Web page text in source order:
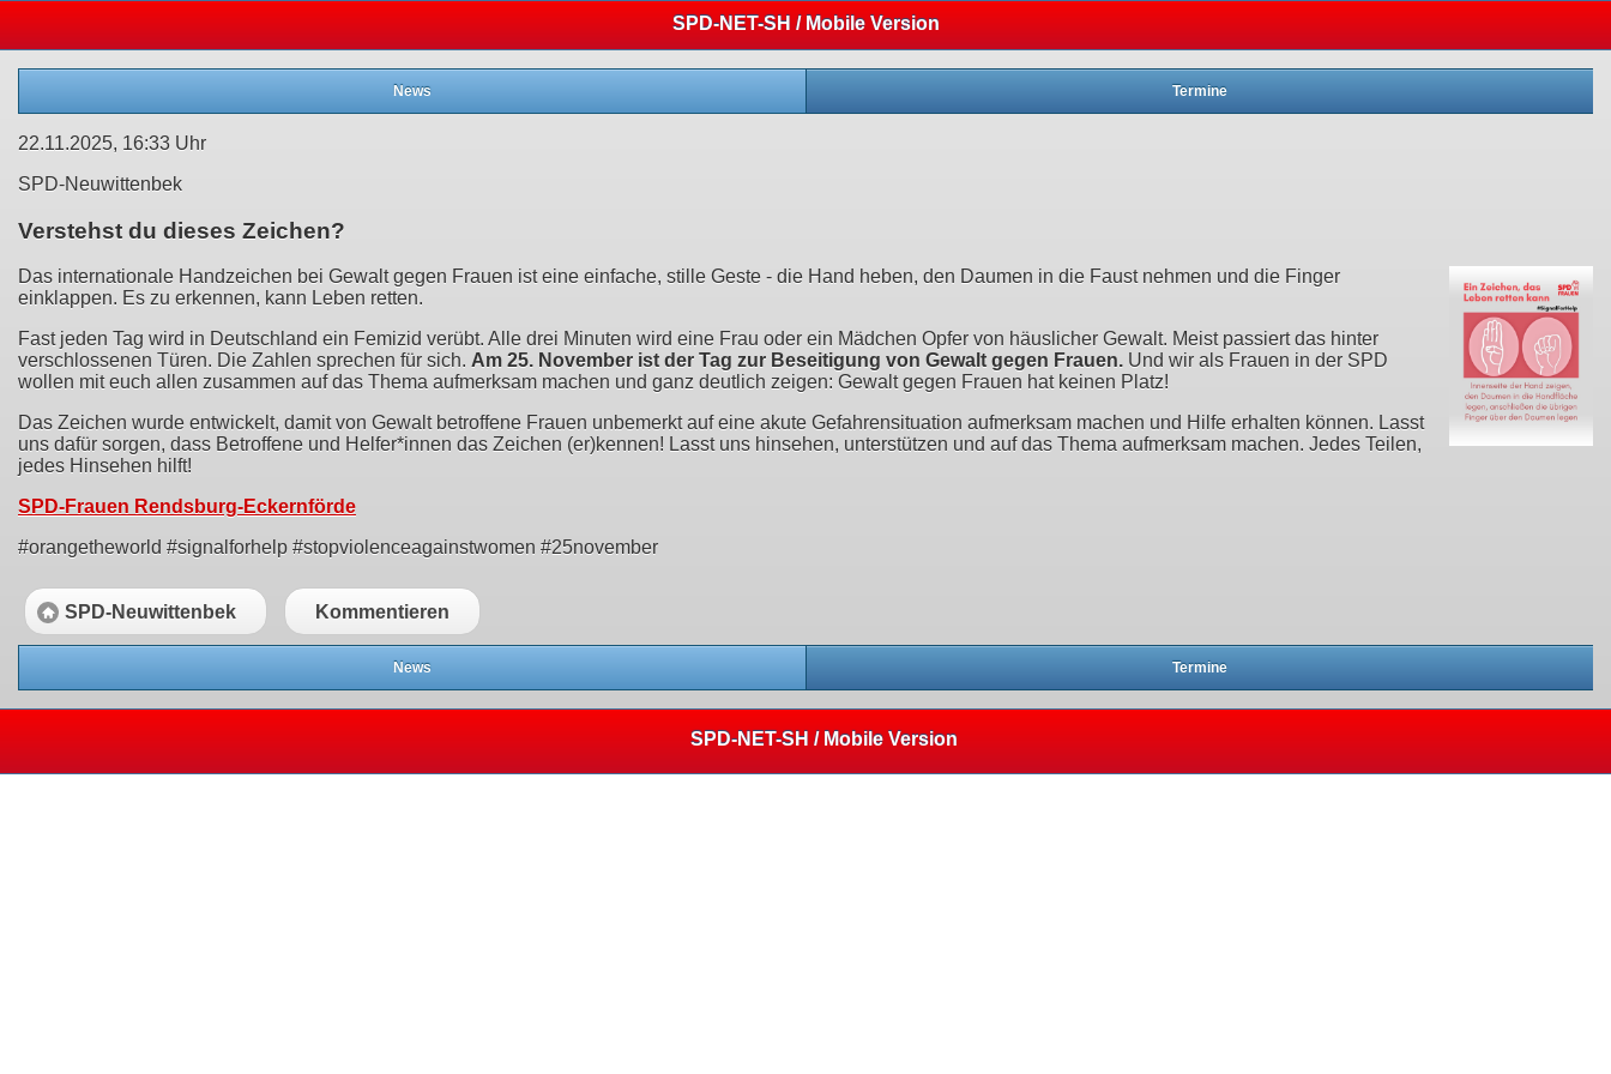
SPD-NET-SH / Mobile Version
News Termine
22.11.2025, 16:33 Uhr
SPD-Neuwittenbek
Verstehst du dieses Zeichen?
Das internationale Handzeichen bei Gewalt gegen Frauen ist eine einfache, stille Geste - die Hand heben, den Daumen in die Faust nehmen und die Finger
einklappen. Es zu erkennen, kann Leben retten.
Fast jeden Tag wird in Deutschland ein Femizid verübt. Alle drei Minuten wird eine Frau oder ein Mädchen Opfer von häuslicher Gewalt. Meist passiert das hinter
verschlossenen Türen. Die Zahlen sprechen für sich. Am 25. November ist der Tag zur Beseitigung von Gewalt gegen Frauen. Und wir als Frauen in der SPD
wollen mit euch allen zusammen auf das Thema aufmerksam machen und ganz deutlich zeigen: Gewalt gegen Frauen hat keinen Platz!
Das Zeichen wurde entwickelt, damit von Gewalt betroffene Frauen unbemerkt auf eine akute Gefahrensituation aufmerksam machen und Hilfe erhalten können. Lasst
uns dafür sorgen, dass Betroffene und Helfer*innen das Zeichen (er)kennen! Lasst uns hinsehen, unterstützen und auf das Thema aufmerksam machen. Jedes Teilen,
jedes Hinsehen hilft!
SPD-Frauen Rendsburg-Eckernförde
#orangetheworld #signalforhelp #stopviolenceagainstwomen #25november
SPD-Neuwittenbek Kommentieren
News Termine
SPD-NET-SH / Mobile Version